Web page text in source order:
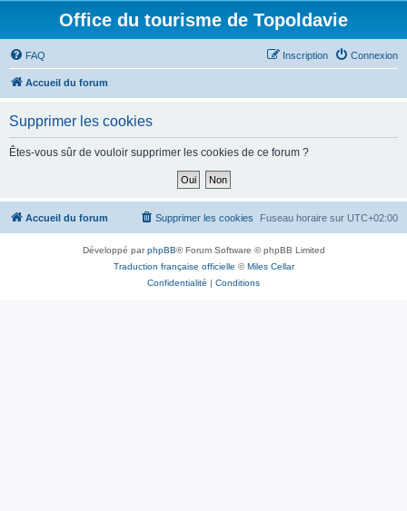
Office du tourisme de Topoldavie
FAQ Connexion
Inscription
Accueil du forum
Supprimer les cookies
Êtes-vous sûr de vouloir supprimer les cookies de ce forum ?
Accueil du forum Fuseau horaire sur UTC+02:00
Supprimer les cookies
Développé parphpBB® Forum Software © phpBB Limited
Traduction française officielle ©Miles Cellar
Confidentialité | Conditions